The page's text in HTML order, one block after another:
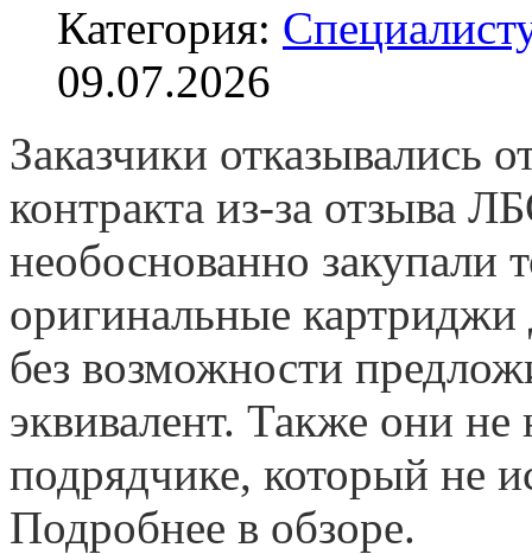
Категория:
09.07.2026
Заказчики отказывались
контракта из-за отзыва
необоснованно закупали
оригинальные картриджи
без возможности
эквивалент. Также они
подрядчике, который не
Подробнее в обзоре.